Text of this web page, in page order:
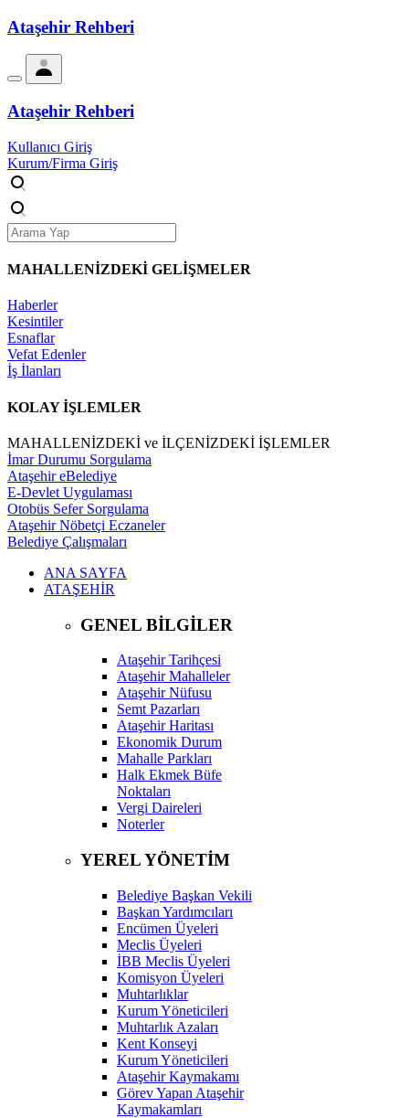
Ataşehir Rehberi
Ataşehir Rehberi
Kullanıcı Giriş
Kurum/Firma Giriş
MAHALLENİZDEKİ GELİŞMELER
Haberler
Kesintiler
Esnaflar
Vefat Edenler
İş İlanları
KOLAY İŞLEMLER
MAHALLENİZDEKİ ve İLÇENİZDEKİ İŞLEMLER
İmar Durumu Sorgulama
Ataşehir eBelediye
E-Devlet Uygulaması
Otobüs Sefer Sorgulama
Ataşehir Nöbetçi Eczaneler
Belediye Çalışmaları
ANA SAYFA
ATAŞEHİR
GENEL BİLGİLER
Ataşehir Tarihçesi
Ataşehir Mahalleler
Ataşehir Nüfusu
Semt Pazarları
Ataşehir Haritası
Ekonomik Durum
Mahalle Parkları
Halk Ekmek Büfe
Noktaları
Vergi Daireleri
Noterler
YEREL YÖNETİM
Belediye Başkan Vekili
Başkan Yardımcıları
Encümen Üyeleri
Meclis Üyeleri
İBB Meclis Üyeleri
Komisyon Üyeleri
Muhtarlıklar
Kurum Yöneticileri
Muhtarlık Azaları
Kent Konseyi
Kurum Yöneticileri
Ataşehir Kaymakamı
Görev Yapan Ataşehir
Kaymakamları